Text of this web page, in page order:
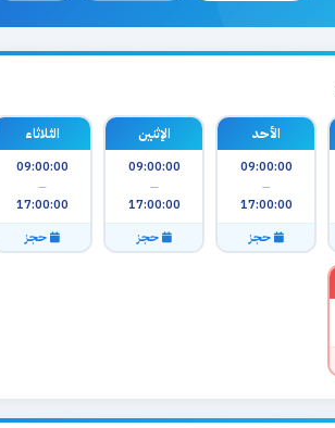
الأحد
09:00:00
—
17:00:00
حجز
الإثنين
09:00:00
—
17:00:00
حجز
الثلاثاء
09:00:00
—
17:00:00
حجز